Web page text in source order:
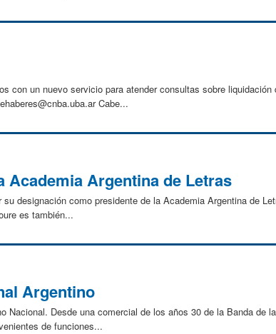
con un nuevo servicio para atender consultas sobre liquidación
Cabe...
Academia Argentina de Letras
designación como presidente de la Academia Argentina de
es también...
Argentino
Desde una comercial de los años 30 de la Banda de
de funciones...